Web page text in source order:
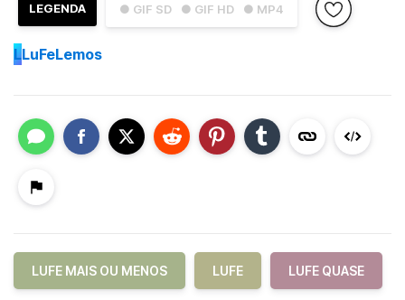
● GIF SD ● GIF HD ● MP4
LEGENDA
LLuFeLemos
LUFE MAIS OU MENOS LUFE LUFE QUASE